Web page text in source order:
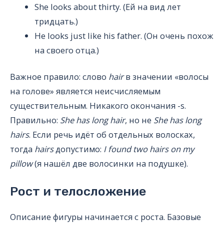
She looks about thirty. (Ей на вид лет
тридцать.)
He looks just like his father. (Он очень похож
на своего отца.)
Важное правило: слово hairв значении «волосы
на голове» является неисчисляемым
существительным. Никакого окончания -s.
Правильно: She has long hair, но не She has long
hairs. Если речь идёт об отдельных волосках,
тогда hairsдопустимо: I found two hairs on my
pillow(я нашёл две волосинки на подушке).
Рост и телосложение
Описание фигуры начинается с роста. Базовые